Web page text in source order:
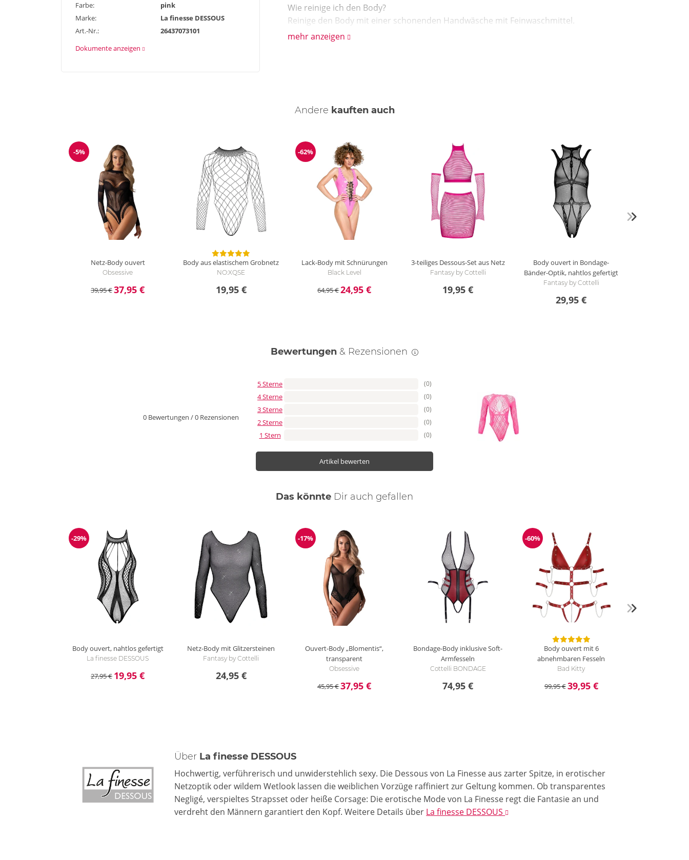
Farbe:
pink
Marke:
La finesse DESSOUS
Art.-Nr.:
26437073101
Dokumente anzeigen
Wie reinige ich den Body?
Reinige den Body mit einer schonenden Handwäsche mit Feinwaschmittel.
mehr anzeigen
Andere kauften auch
Reduzierung
-5%
Netz-Body ouvert
Obsessive
39,95 €37,95 €
Body aus elastischem Grobnetz
NO:XQSE
19,95 €
Reduzierung
-62%
Lack-Body mit Schnürungen
Black Level
64,95 €24,95 €
3-teiliges Dessous-Set aus Netz
Fantasy by Cottelli
19,95 €
Body ouvert in Bondage-
Bänder-Optik, nahtlos gefertigt
Fantasy by Cottelli
29,95 €
Bewertungen & Rezensionen
0 Bewertungen /0 Rezensionen
5 Sterne (0)
4 Sterne (0)
3 Sterne (0)
2 Sterne (0)
1 Stern (0)
Artikel bewerten
Das könnte Dir auch gefallen
Reduzierung
-29%
Body ouvert, nahtlos gefertigt
La finesse DESSOUS
27,95 € 19,95 €
Netz-Body mit Glitzersteinen
Fantasy by Cottelli
24,95 €
Reduzierung
-17%
Ouvert-Body „Blomentis“,
transparent
Obsessive
45,95 €37,95 €
Bondage-Body inklusive Soft-
Armfesseln
Cottelli BONDAGE
74,95 €
Reduzierung
-60%
Body ouvert mit 6
abnehmbaren Fesseln
Bad Kitty
99,95 €39,95 €
Über La finesse DESSOUS
Hochwertig, verführerisch und unwiderstehlich sexy. Die Dessous von La Finesse aus zarter Spitze, in erotischer
Netzoptik oder wildem Wetlook lassen die weiblichen Vorzüge raffiniert zur Geltung kommen. Ob transparentes
Negligé, verspieltes Strapsset oder heiße Corsage: Die erotische Mode von La Finesse regt die Fantasie an und
verdreht den Männern garantiert den Kopf.Weitere Details über La finesse DESSOUS